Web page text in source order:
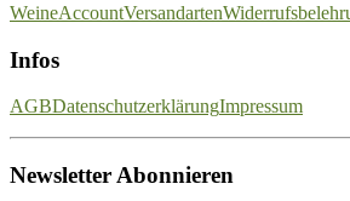
WeineAccountVersandarten
Infos
AGBDatenschutzerklärungImpressum
Newsletter Abonnieren